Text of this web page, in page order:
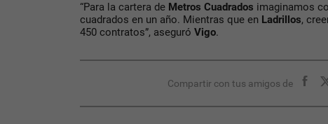
“Para la cartera de Metros Cuadrados imaginamos
cuadrados en un año. Mientras que en Ladrillos,
450 contratos”, aseguró Vigo.
Compartir con tus amigos de